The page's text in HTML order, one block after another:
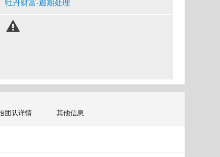
牡丹财富-逾期处理
团队详情 其他信息